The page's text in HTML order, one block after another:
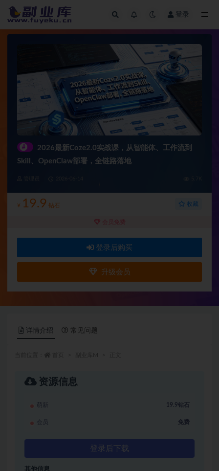
登录
#
2026最新Coze2.0实战课，从智能体、工作流到
Skill、OpenClaw部署，全链路落地
¥ 19.9 钻石 收藏
会员免费
登录后购买
升级会员
详情介绍 常见问题
资源信息
萌新 19.9钻石
会员 免费
登录后下载
其他信息